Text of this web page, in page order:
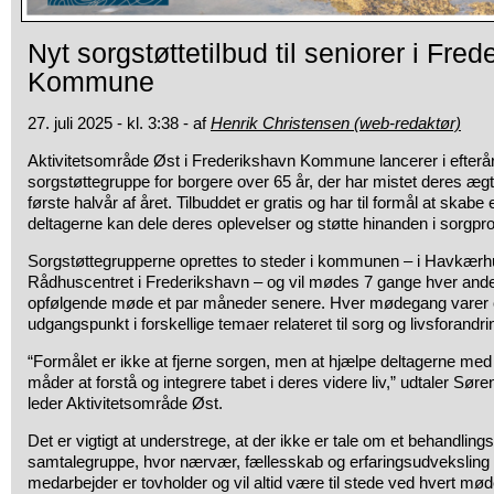
Nyt sorgstøttetilbud til seniorer i
Kommune
27. juli 2025 - kl. 3:38 - afHenrik Christensen (web-redaktør)
Aktivitetsområde Øst i Frederikshavn Kommune lancerer i
sorgstøttegruppe for borgere over 65 år, der har mistet deres
første halvår af året. Tilbuddet er gratis og har til formål at
deltagerne kan dele deres oplevelser og støtte hinanden i
Sorgstøttegrupperne oprettes to steder i kommunen – i
Rådhuscentret i Frederikshavn – og vil mødes 7 gange hver
opfølgende møde et par måneder senere. Hver mødegang varer
udgangspunkt i forskellige temaer relateret til sorg og
“Formålet er ikke at fjerne sorgen, men at hjælpe deltagerne
måder at forstå og integrere tabet i deres videre liv,” udtaler
leder Aktivitetsområde Øst.
Det er vigtigt at understrege, at der ikke er tale om et
samtalegruppe, hvor nærvær, fællesskab og erfaringsudveksling
medarbejder er tovholder og vil altid være til stede ved hvert